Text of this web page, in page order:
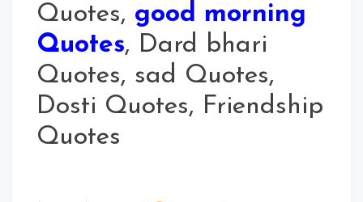
Quotes, good morning
Quotes, Dard bhari
Quotes, sad Quotes,
Dosti Quotes, Friendship
Quotes